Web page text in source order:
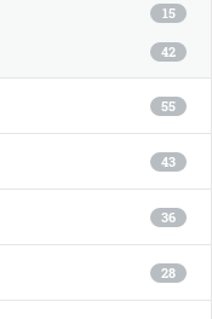
15
42
55
43
36
28